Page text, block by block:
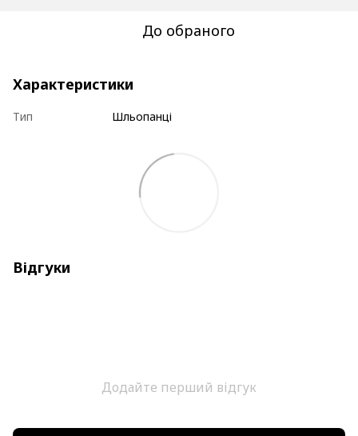
До обраного
Характеристики
Тип Шльопанці
Відгуки
Додайте перший відгук